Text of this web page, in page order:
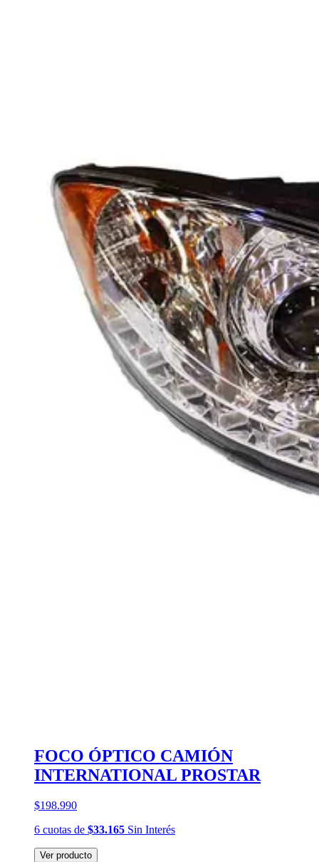
FOCO ÓPTICO CAMIÓN
INTERNATIONAL PROSTAR
$198.990
6 cuotas de $33.165 Sin Interés
Ver producto